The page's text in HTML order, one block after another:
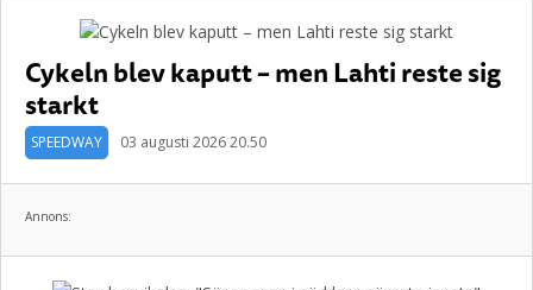
Cykeln blev kaputt – men Lahti reste sig
starkt
SPEEDWAY 03 augusti 2026 20.50
Annons: